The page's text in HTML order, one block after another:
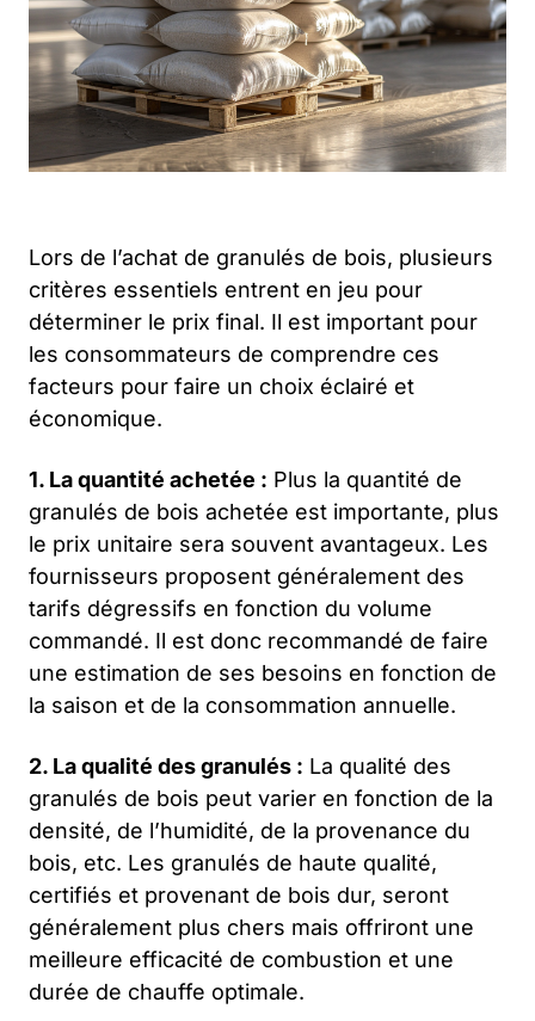
Lors de l’achat de granulés de bois, plusieurs
critères essentiels entrent en jeu pour
déterminer le prix final. Il est important pour
les consommateurs de comprendre ces
facteurs pour faire un choix éclairé et
économique.
1. La quantité achetée : Plus la quantité de
granulés de bois achetée est importante, plus
le prix unitaire sera souvent avantageux. Les
fournisseurs proposent généralement des
tarifs dégressifs en fonction du volume
commandé. Il est donc recommandé de faire
une estimation de ses besoins en fonction de
la saison et de la consommation annuelle.
2. La qualité des granulés : La qualité des
granulés de bois peut varier en fonction de la
densité, de l’humidité, de la provenance du
bois, etc. Les granulés de haute qualité,
certifiés et provenant de bois dur, seront
généralement plus chers mais offriront une
meilleure efficacité de combustion et une
durée de chauffe optimale.